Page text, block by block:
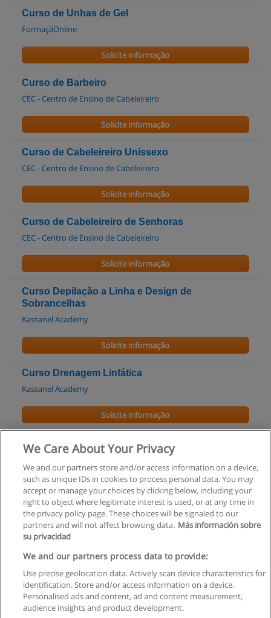
Curso de Unhas de Gel
FormaçãOnline
Solicite informação
Curso de Barbeiro
CEC - Centro de Ensino de Cabeleireiro
Solicite informação
Curso de Cabeleireiro Unissexo
CEC - Centro de Ensino de Cabeleireiro
Solicite informação
Curso de Cabeleireiro de Senhoras
CEC - Centro de Ensino de Cabeleireiro
Solicite informação
Curso Depilação a Linha e Design de
Sobrancelhas
Kassanel Academy
Solicite informação
Curso Drenagem Linfática
Kassanel Academy
Solicite informação
Curso Lifting e Coloração de Pestanas
Solicite informação
Regras de uso
Privacidade de dados
Entrar em contato com Educaedu
We Care About Your Privacy
We and our partners store and/or access information on a device,
such as unique IDs in cookies to process personal data. You may
accept or manage your choices by clicking below, including your
right to object where legitimate interest is used, or at any time in
the privacy policy page. These choices will be signaled to our
partners and will not affect browsing data. Más información sobre
su privacidad
We and our partners process data to provide:
Use precise geolocation data. Actively scan device characteristics for
identification. Store and/or access information on a device.
Personalised ads and content, ad and content measurement,
audience insights and product development.